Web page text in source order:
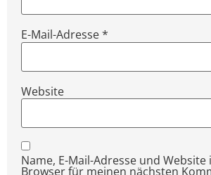
E-Mail-Adresse*
Website
Name, E-Mail-Adresse und Website
Browser für meinen nächsten